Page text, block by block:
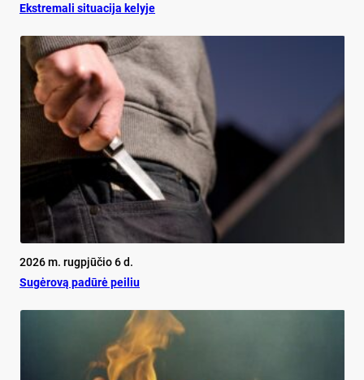
Ekst­re­ma­li si­tua­ci­ja ke­ly­je
2026 m. rugpjūčio 6 d.
Su­gė­ro­vą pa­dū­rė pei­liu